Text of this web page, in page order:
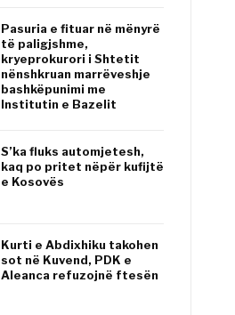
Pasuria e fituar në mënyrë
të paligjshme,
kryeprokurori i Shtetit
nënshkruan marrëveshje
bashkëpunimi me
Institutin e Bazelit
S’ka fluks automjetesh,
kaq po pritet nëpër kufijtë
e Kosovës
Kurti e Abdixhiku takohen
sot në Kuvend, PDK e
Aleanca refuzojnë ftesën